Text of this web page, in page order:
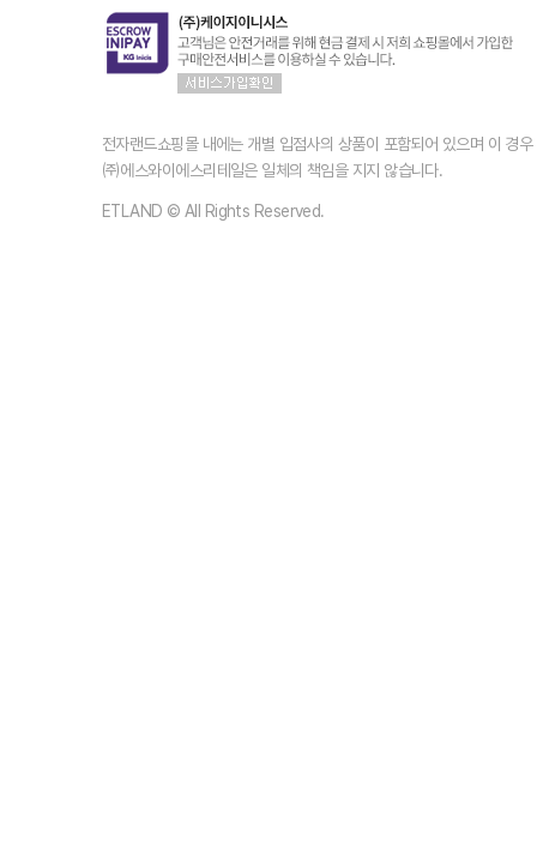
전자랜드쇼핑몰 내에는 개별 입점사의 상품이 포함되어 있으며 이 경
㈜에스와이에스리테일은 일체의 책임을 지지 않습니다.
ETLAND © All Rights Reserved.